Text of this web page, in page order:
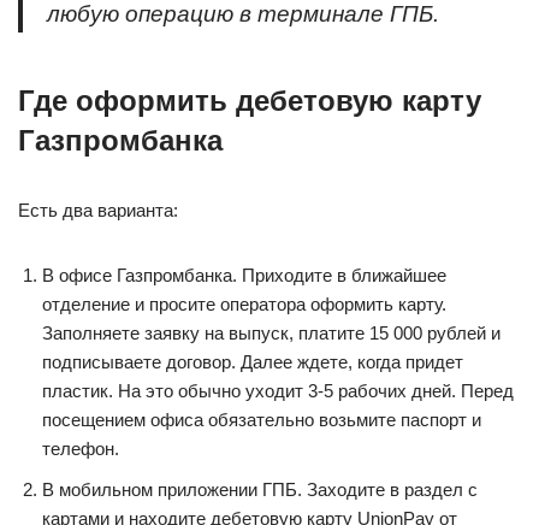
любую операцию в терминале ГПБ.
Где оформить дебетовую карту
Газпромбанка
Есть два варианта:
В офисе Газпромбанка. Приходите в ближайшее
отделение и просите оператора оформить карту.
Заполняете заявку на выпуск, платите 15 000 рублей и
подписываете договор. Далее ждете, когда придет
пластик. На это обычно уходит 3-5 рабочих дней. Перед
посещением офиса обязательно возьмите паспорт и
телефон.
В мобильном приложении ГПБ. Заходите в раздел с
картами и находите дебетовую карту UnionPay от